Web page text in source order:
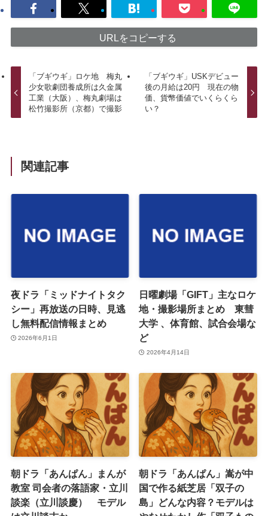
URLをコピーする
「ブギウギ」ロケ地 梅丸
少女歌劇団養成所は久金属
工業（大阪）、梅丸劇場は
松竹撮影所（京都）で撮影
「ブギウギ」USKデビュー
後の月給は20円 現在の物
価、貨幣価値でいくらくら
い？
関連記事
夜ドラ「ミッドナイトタク
シー」再放送の日時、見逃
し無料配信情報まとめ
2026年6月1日
日曜劇場「GIFT」主なロケ
地・撮影場所まとめ 東彗
大学 、体育館、試合会場な
ど
2026年4月14日
朝ドラ「あんぱん」まんが
教室 司会者の落語家・立川
談楽（立川談慶） モデル
朝ドラ「あんぱん」嵩が中
国で作る紙芝居「双子の
島」どんな内容？モデルは